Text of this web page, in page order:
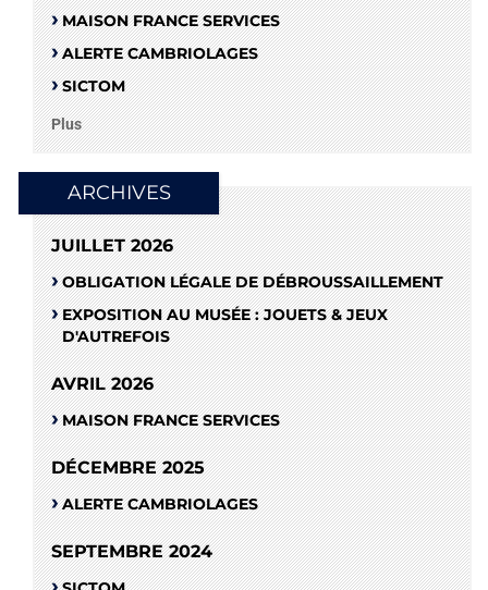
MAISON FRANCE SERVICES
ALERTE CAMBRIOLAGES
SICTOM
Plus
ARCHIVES
JUILLET 2026
OBLIGATION LÉGALE DE DÉBROUSSAILLEMENT
EXPOSITION AU MUSÉE : JOUETS & JEUX
D'AUTREFOIS
AVRIL 2026
MAISON FRANCE SERVICES
DÉCEMBRE 2025
ALERTE CAMBRIOLAGES
SEPTEMBRE 2024